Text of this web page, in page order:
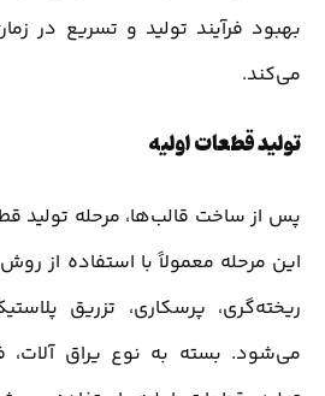
بهبود فرآیند تولید و تسریع در
می‌کند.
تولید قطعات اولیه
پس از ساخت قالب‌ها، مرحله تولید
این مرحله معمولاً با استفاده از
ریخته‌گری، پرسکاری، تزریق
می‌شود. بسته به نوع یراق آلات،